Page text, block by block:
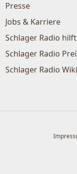
Presse
Jobs & Karriere
Schlager Radio hilft
Schlager Radio
Schlager Radio